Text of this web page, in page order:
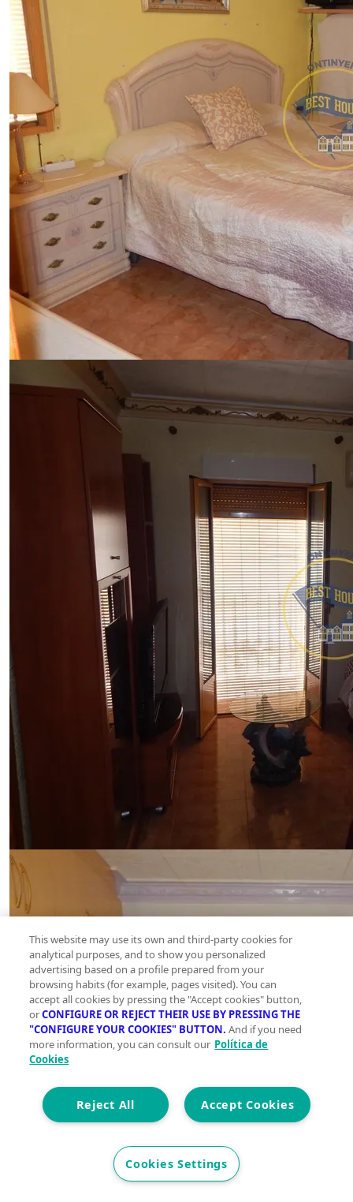
This website may use its own and third-party cookies for
analytical purposes, and to show you personalized
advertising based on a profile prepared from your
browsing habits (for example, pages visited). You can
accept all cookies by pressing the "Accept cookies" button,
orCONFIGURE OR REJECT THEIR USE BY PRESSING THE
"CONFIGURE YOUR COOKIES" BUTTON. And if you need
more information, you can consult our Política de
Cookies
Accept Cookies
Reject All
Cookies Settings